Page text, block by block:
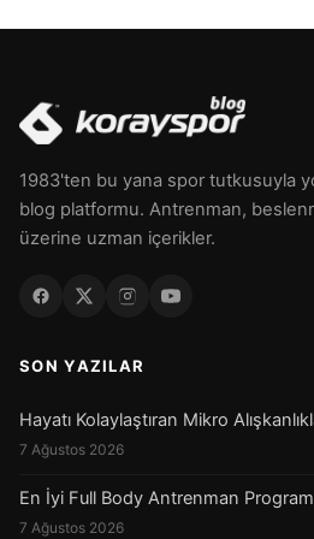
1983'ten bu yana spor tutkusuyla
blog platformu. Antrenman,
üzerine uzman içerikler.
SON YAZILAR
Hayatı Kolaylaştıran Mikro
7 Ağustos 2026
En İyi Full Body Antrenman
7 Ağustos 2026